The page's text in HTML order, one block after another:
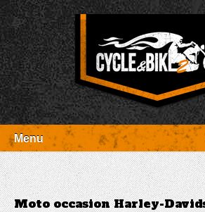
Aller
au
contenu
Cycle et Bike
Entretien Harley-Davidson, préparation et
détachées
Menu
Moto occasion Harley-
Panneau de gestion des cookies